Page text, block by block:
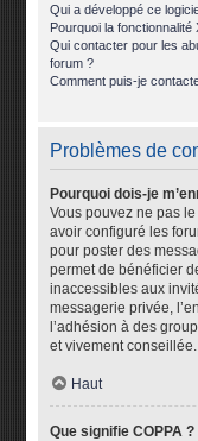
Qui a développé ce
Pourquoi la fonctionnalité
Qui contacter pour les
forum ?
Comment puis-je
Problèmes de
Pourquoi dois-je
Vous pouvez ne pas
avoir configuré les
pour poster des
permet de bénéficier
inaccessibles aux
messagerie privée,
l’adhésion à des
et vivement conseillée.
Haut
Que signifie COPPA ?